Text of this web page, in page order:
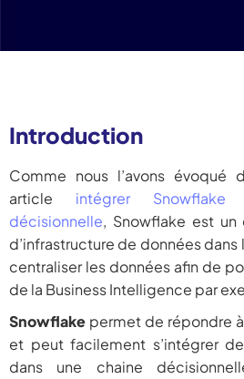
Introduction
Comme nous l’avons évoqué
article intégrer
décisionnelle, Snowflake est un
d’infrastructure de données
centraliser les données afin de
de la Business Intelligence par
Snowflake permet de répondre
et peut facilement s’intégrer
dans une chaine